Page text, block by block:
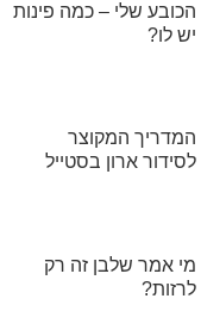
הכובע שלי – כמה פינות
יש לו?
המדריך המקוצר
לסידור ארון בסטייל
מי אמר שלבן זה רק
לרזות?